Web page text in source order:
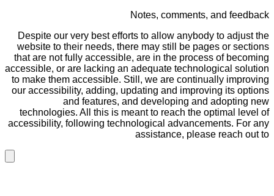
Notes, comments, and feedback
Despite our very best efforts to allow anybody to adjust the
website to their needs, there may still be pages or sections
that are not fully accessible, are in the process of becoming
accessible, or are lacking an adequate technological solution
to make them accessible. Still, we are continually improving
our accessibility, adding, updating and improving its options
and features, and developing and adopting new
technologies. All this is meant to reach the optimal level of
accessibility, following technological advancements. For any
assistance, please reach out to